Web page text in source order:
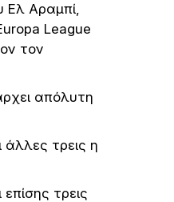
Ελ Αραμπί,
League
τον
απόλυτη
άλλες τρεις η
τρεις